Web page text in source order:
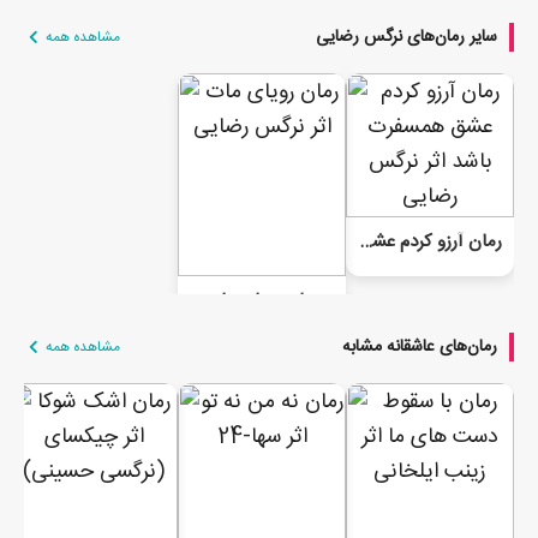
سایر رمان‌های نرگس رضایی مشاهده همه
رمان آرزو کردم عشق همسفرت باشد
رمان رویای مات
رمان‌های عاشقانه مشابه مشاهده همه